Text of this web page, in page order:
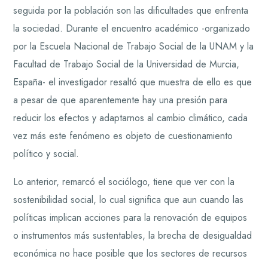
seguida por la población son las dificultades que enfrenta
la sociedad. Durante el encuentro académico -organizado
por la Escuela Nacional de Trabajo Social de la UNAM y la
Facultad de Trabajo Social de la Universidad de Murcia,
España- el investigador resaltó que muestra de ello es que
a pesar de que aparentemente hay una presión para
reducir los efectos y adaptarnos al cambio climático, cada
vez más este fenómeno es objeto de cuestionamiento
político y social.
Lo anterior, remarcó el sociólogo, tiene que ver con la
sostenibilidad social, lo cual significa que aun cuando las
políticas implican acciones para la renovación de equipos
o instrumentos más sustentables, la brecha de desigualdad
económica no hace posible que los sectores de recursos